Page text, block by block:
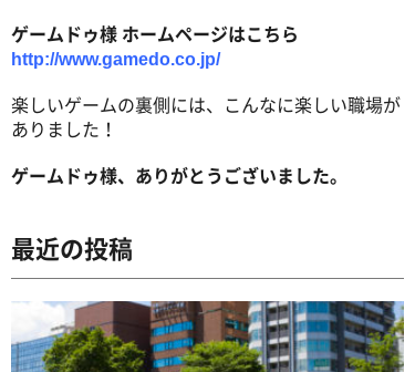
ゲームドゥ様 ホームページはこちら
http://www.gamedo.co.jp/
楽しいゲームの裏側には、こんなに楽しい職場が
ありました！
ゲームドゥ様、ありがとうございました。
最近の投稿